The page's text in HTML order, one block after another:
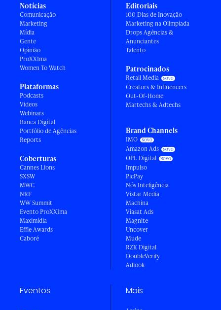
Notícias
Comunicação
Marketing
Mídia
Gente
Opinião
ProXXIma
Women To Watch
Plataformas
Podcasts
Vídeos
Webinars
Banca Digital
Portfólio de Agências
Reports
Coberturas
Cannes Lions
SXSW
MWC
NRF
WW Summit
Evento ProXXIma
Maximídia
Effie Awards
Caboré
Editoriais
100 Dias de Inovação
Marketing na Olimpíada
Drops Agências &
Anunciantes
Talento
Patrocinados
Retail Media
Creators & Influencers
Out-Of-Home
Martechs & Adtechs
Brand Channels
IMO
Amazon Ads
OPL Digital
Impulso
PicPay
Nós Inteligência
Vistar Media
Machina
Viasat Ads
Magnite
Uncover
Mude
RZK Digital
DoubleVerify
Adlook
Eventos Mais